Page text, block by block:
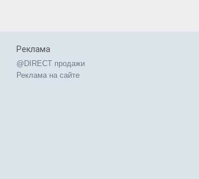
Реклама
@DIRECT продажи
Реклама на сайте